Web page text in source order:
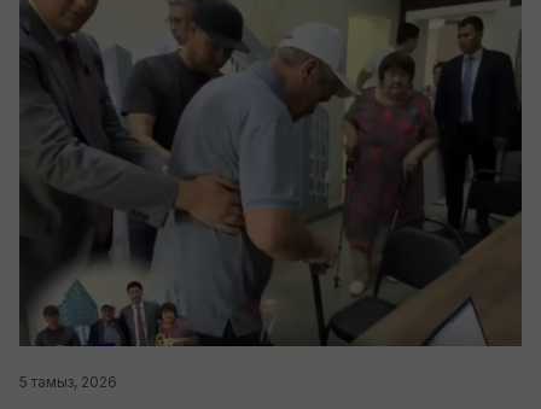
5 тамыз, 2026